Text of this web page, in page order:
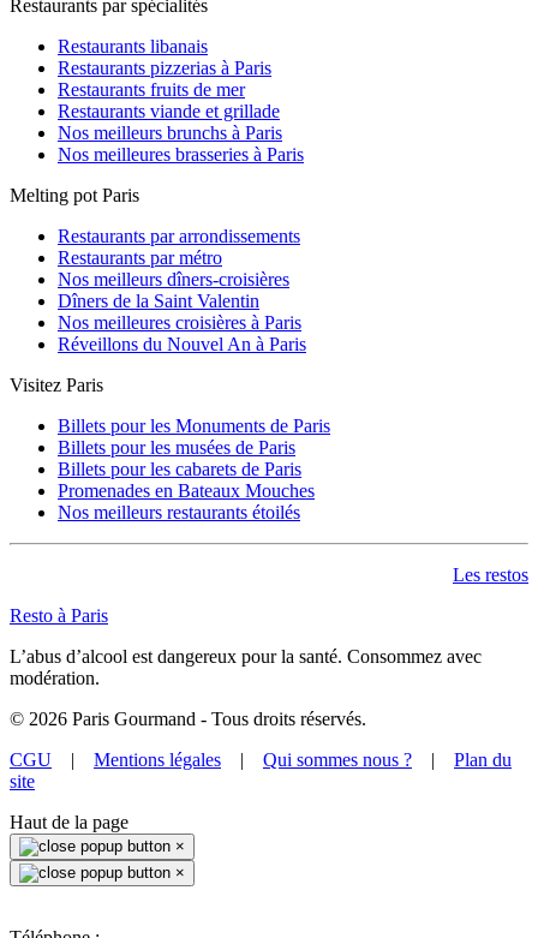
Restaurants par spécialités
Restaurants libanais
Restaurants pizzerias à Paris
Restaurants fruits de mer
Restaurants viande et grillade
Nos meilleurs brunchs à Paris
Nos meilleures brasseries à Paris
Melting pot Paris
Restaurants par arrondissements
Restaurants par métro
Nos meilleurs dîners-croisières
Dîners de la Saint Valentin
Nos meilleures croisières à Paris
Réveillons du Nouvel An à Paris
Visitez Paris
Billets pour les Monuments de Paris
Billets pour les musées de Paris
Billets pour les cabarets de Paris
Promenades en Bateaux Mouches
Nos meilleurs restaurants étoilés
Les restos
Resto à Paris
L’abus d’alcool est dangereux pour la santé. Consommez avec
modération.
© 2026 Paris Gourmand - Tous droits réservés.
CGU | Mentions légales | Qui sommes nous ? | Plan du
site
Haut de la page
×
×